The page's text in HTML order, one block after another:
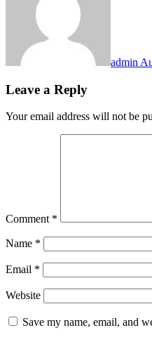
admin
Leave a Reply
Your email address will not be
Comment *
Name *
Email *
Website
Save my name, email, and